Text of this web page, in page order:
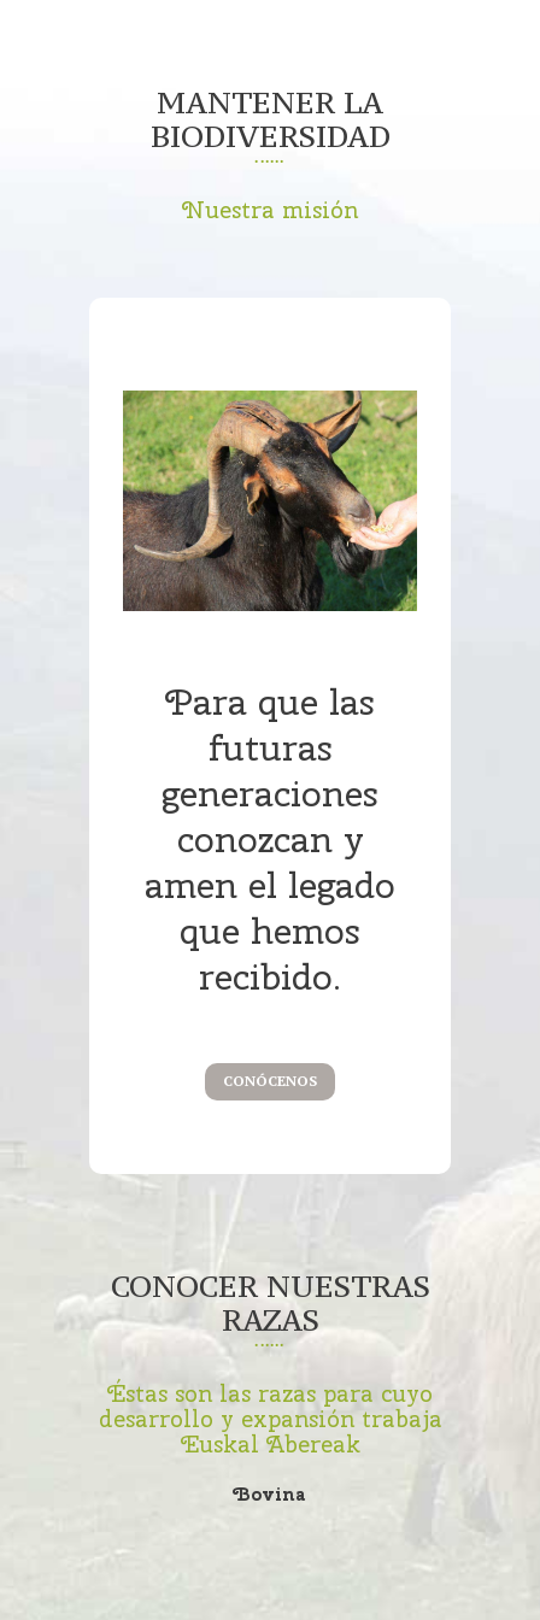
MANTENER LA
BIODIVERSIDAD
Nuestra misión
Para que las
futuras
generaciones
conozcan y
amen el legado
que hemos
recibido.
CONÓCENOS
CONOCER NUESTRAS
RAZAS
Éstas son las razas para cuyo
desarrollo y expansión trabaja
Euskal Abereak
Bovina